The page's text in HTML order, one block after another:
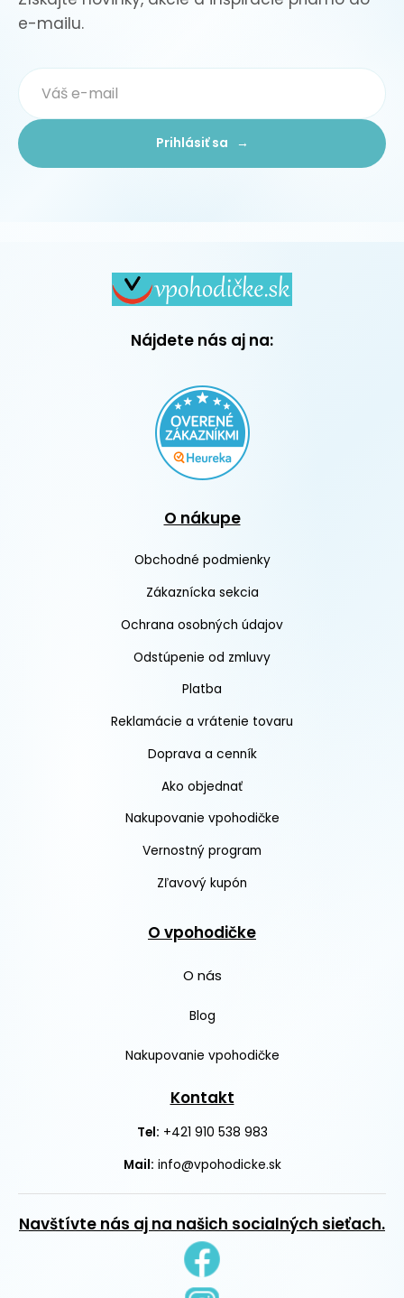
e-mailu.
Prihlásiť sa →
Nájdete nás aj na:
O nákupe
Obchodné podmienky
Zákaznícka sekcia
Ochrana osobných údajov
Odstúpenie od zmluvy
Platba
Reklamácie a vrátenie tovaru
Doprava a cenník
Ako objednať
Nakupovanie vpohodičke
Vernostný program
Zľavový kupón
O vpohodičke
O nás
Blog
Nakupovanie vpohodičke
Kontakt
Tel: +421 910 538 983
Mail: info@vpohodicke.sk
Navštívte nás aj na našich socialných sieťach.